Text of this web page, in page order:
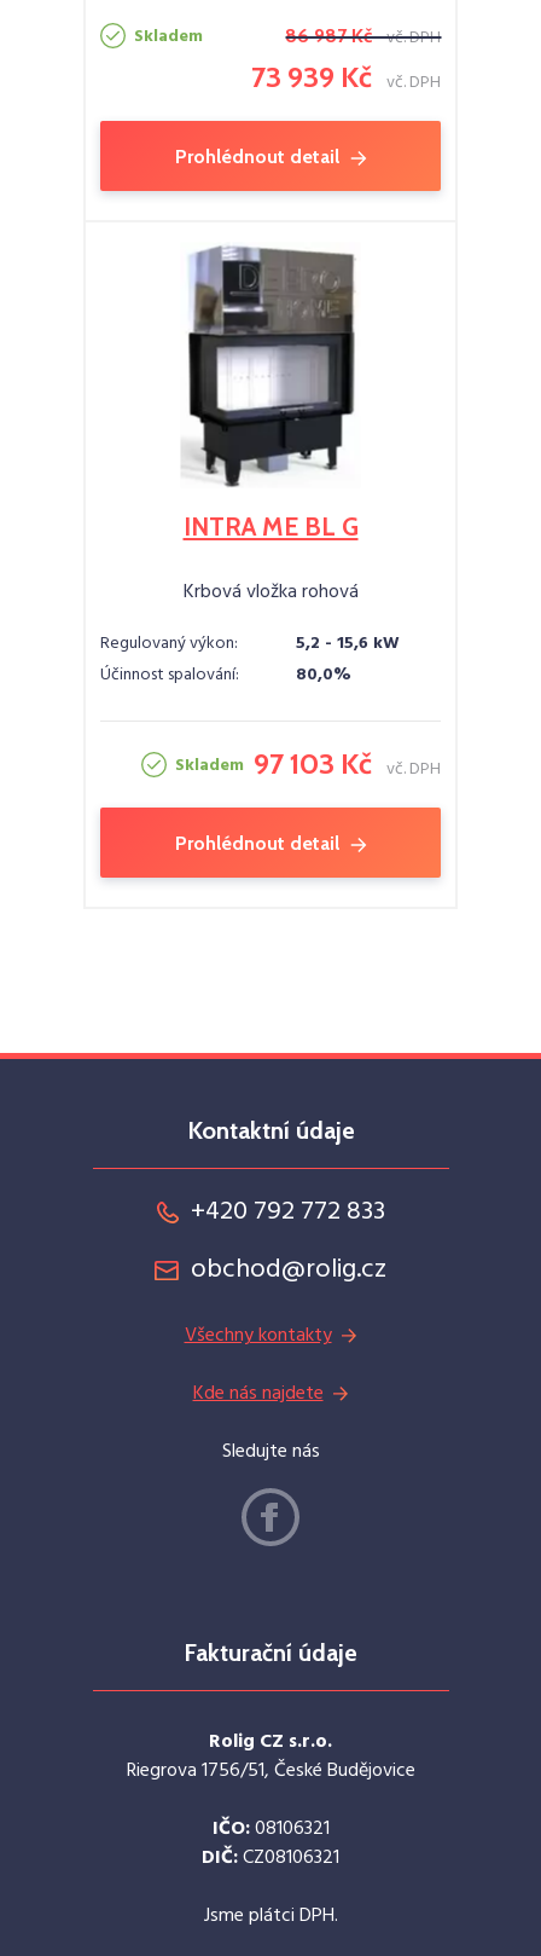
Skladem 86 987 Kč vč. DPH
73 939 Kč vč. DPH
Prohlédnout detail
INTRA ME BL G
Krbová vložka rohová
Regulovaný výkon:
5,2 - 15,6 kW
Účinnost spalování:
80,0%
Skladem 97 103 Kč vč. DPH
Prohlédnout detail
Kontaktní údaje
+420 792 772 833
obchod@rolig.cz
Všechny kontakty
Kde nás najdete
Sledujte nás
Fakturační údaje
Rolig CZ s.r.o.
Riegrova 1756/51, České Budějovice
IČO:08106321
DIČ:CZ08106321
Jsme plátci DPH.